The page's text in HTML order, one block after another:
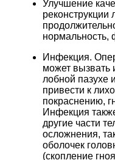
Улучшение
реконструкции
нормальность,
Инфекция.
может
лобной пазухе
привести к
покраснению,
Инфекция
другие части
осложнения,
оболочек
(скопление